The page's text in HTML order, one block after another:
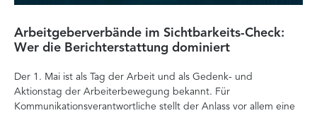
Arbeitgeberverbände im Sichtbarkeits-Check:
Wer die Berichterstattung dominiert
Der 1. Mai ist als Tag der Arbeit und als Gedenk- und
Aktionstag der Arbeiterbewegung bekannt. Für
Kommunikationsverantwortliche stellt der Anlass vor allem eine